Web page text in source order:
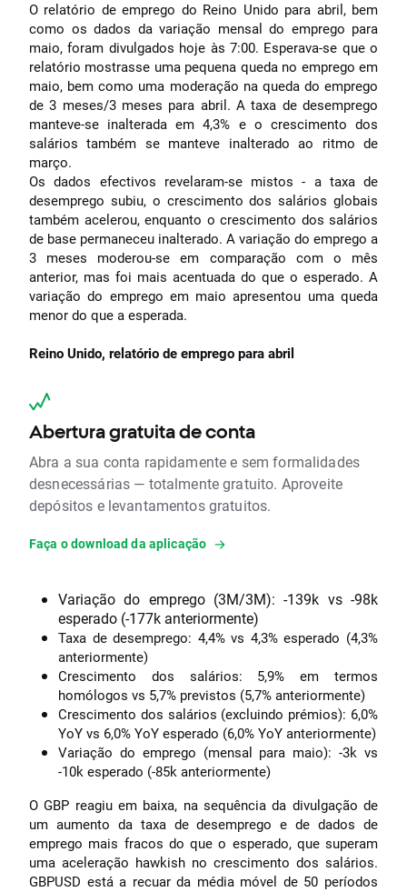
O relatório de emprego do Reino Unido para abril, bem
como os dados da variação mensal do emprego para
maio, foram divulgados hoje às 7:00. Esperava-se que o
relatório mostrasse uma pequena queda no emprego em
maio, bem como uma moderação na queda do emprego
de 3 meses/3 meses para abril. A taxa de desemprego
manteve-se inalterada em 4,3% e o crescimento dos
salários também se manteve inalterado ao ritmo de
março.
Os dados efectivos revelaram-se mistos - a taxa de
desemprego subiu, o crescimento dos salários globais
também acelerou, enquanto o crescimento dos salários
de base permaneceu inalterado. A variação do emprego a
3 meses moderou-se em comparação com o mês
anterior, mas foi mais acentuada do que o esperado. A
variação do emprego em maio apresentou uma queda
menor do que a esperada.
Reino Unido, relatório de emprego para abril
Abertura gratuita de conta
Abra a sua conta rapidamente e sem formalidades
desnecessárias — totalmente gratuito. Aproveite
depósitos e levantamentos gratuitos.
Faça o download da aplicação
Variação do emprego (3M/3M): -139k vs -98k
esperado (-177k anteriormente)
Taxa de desemprego: 4,4% vs 4,3% esperado (4,3%
anteriormente)
Crescimento dos salários: 5,9% em termos
homólogos vs 5,7% previstos (5,7% anteriormente)
Crescimento dos salários (excluindo prémios): 6,0%
YoY vs 6,0% YoY esperado (6,0% YoY anteriormente)
Variação do emprego (mensal para maio): -3k vs
-10k esperado (-85k anteriormente)
O GBP reagiu em baixa, na sequência da divulgação de
um aumento da taxa de desemprego e de dados de
emprego mais fracos do que o esperado, que superam
uma aceleração hawkish no crescimento dos salários.
GBPUSD está a recuar da média móvel de 50 períodos